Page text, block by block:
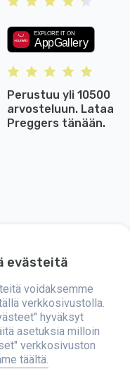
Perustuu yli 10500
arvosteluun. Lataa
Preggers tänään.
Stroller AB -yritys
ympäri maailmaa.
mahdollistaneet
joita on jo käyttänyt yli
3D-kokemuksen,
jotka on räätälöity
tukee myös tuoreita
hoidosta.
sekä tukee eri
evästeitä
voidaksemme
verkkosivustolla.
hyväksyt
asetuksia milloin
verkkosivuston
täältä.